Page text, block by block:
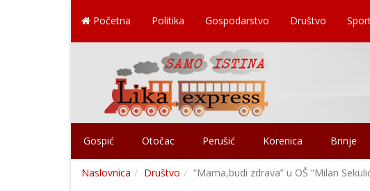
Početna Politika Gospodarstvo Društvo
Gospić Otočac Perušić Korenica Brinje
Naslovnica Društvo “Mama,budi zdrava” u OŠ “Milan